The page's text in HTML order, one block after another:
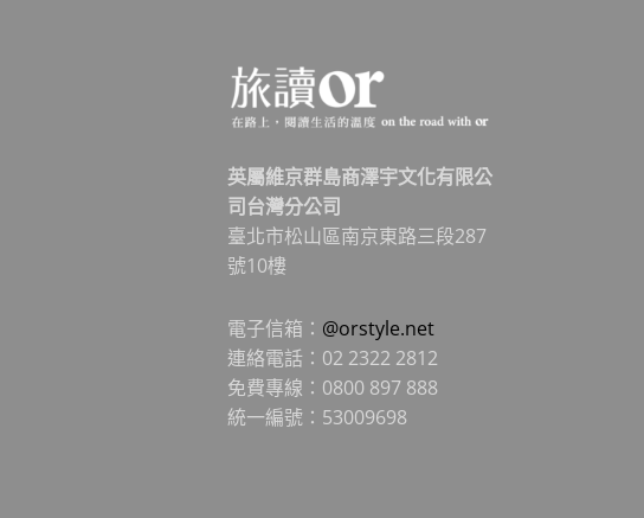
英屬維京群島商澤宇文化有限公
司台灣分公司
臺北市松山區南京東路三段287
號10樓
電子信箱： @orstyle.net
連絡電話：02 2322 2812
免費專線：0800 897 888
統一編號：53009698